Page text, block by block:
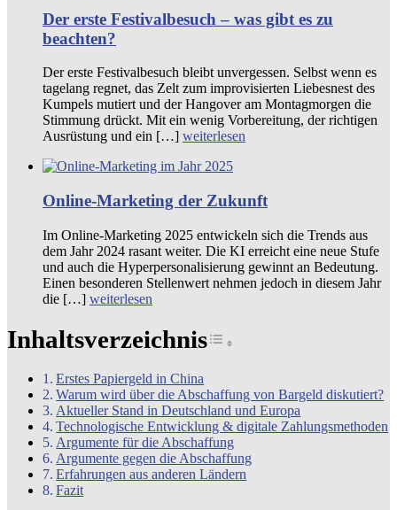
Der erste Festivalbesuch – was gibt es zu
beachten?
Der erste Festivalbesuch bleibt unvergessen. Selbst wenn es
tagelang regnet, das Zelt zum improvisierten Liebesnest des
Kumpels mutiert und der Hangover am Montagmorgen die
Stimmung drückt. Mit ein wenig Vorbereitung, der richtigen
Ausrüstung und ein […] weiterlesen
Online-Marketing der Zukunft
Im Online-Marketing 2025 entwickeln sich die Trends aus
dem Jahr 2024 rasant weiter. Die KI erreicht eine neue Stufe
und auch die Hyperpersonalisierung gewinnt an Bedeutung.
Einen besonderen Stellenwert nehmen jedoch in diesem Jahr
die […] weiterlesen
InhaltsverzeichnisToggle Table of
Erstes Papiergeld in China
Warum wird über die Abschaffung von Bargeld diskutiert?
Aktueller Stand in Deutschland und Europa
Technologische Entwicklung & digitale Zahlungsmethoden
Argumente für die Abschaffung
Argumente gegen die Abschaffung
Erfahrungen aus anderen Ländern
Fazit